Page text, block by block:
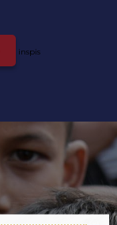
inspis